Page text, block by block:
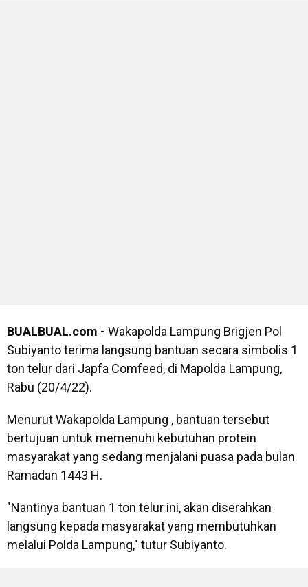
BUALBUAL.com - Wakapolda Lampung Brigjen Pol
Subiyanto terima langsung bantuan secara simbolis 1
ton telur dari Japfa Comfeed, di Mapolda Lampung,
Rabu (20/4/22).
Menurut Wakapolda Lampung , bantuan tersebut
bertujuan untuk memenuhi kebutuhan protein
masyarakat yang sedang menjalani puasa pada bulan
Ramadan 1443 H.
"Nantinya bantuan 1 ton telur ini, akan diserahkan
langsung kepada masyarakat yang membutuhkan
melalui Polda Lampung," tutur Subiyanto.